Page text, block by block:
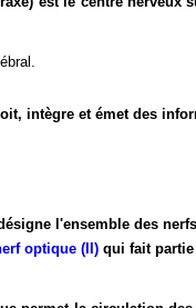
intègre et émet des
l'ensemble des
optique (II) qui fait partie